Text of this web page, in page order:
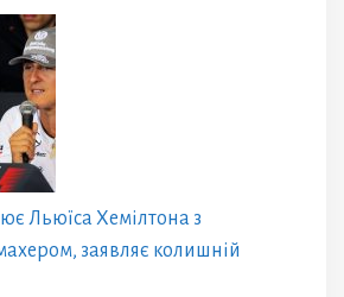
Льюїса Хемілтона з
заявляє колишній